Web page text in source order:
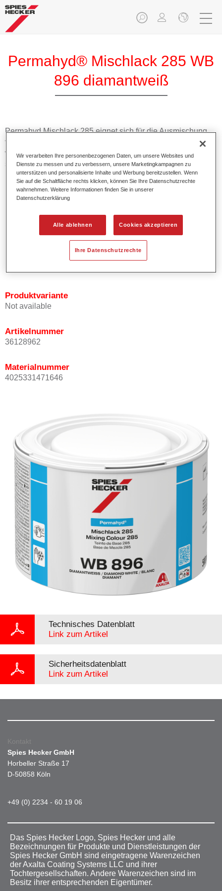
Permahyd® Mischlack 285 WB
896 diamantweiß
Permahyd Mischlack 285 eignet sich für die Ausmischung
von Permahyd Perlmutt Basislack 285, einem hochwertigen
wasserverdünnbaren Basislacksystem. Es basiert auf einer
speziellen PU-Dispersionstechnologie für Uni- und
Effektlackierungen.
Produktmerkmale
1,5 Spritzgängen.
Bietet ein gutes Standvermögen.
Verfügt über ein hohes Deckvermögen.
Besitzt eine hohe Farbtongenauigkeit.
Produktvariante
Not available
Artikelnummer
36128962
Materialnummer
4025331471646
Technisches Datenblatt
Link zum Artikel
Sicherheitsdatenblatt
Link zum Artikel
Kontakt
Spies Hecker GmbH
Horbeller Straße 17
D-50858 Köln
+49 (0) 2234 - 60 19 06
Das Spies Hecker Logo, Spies Hecker und alle
Bezeichnungen für Produkte und Dienstleistungen der
Spies Hecker GmbH sind eingetragene Warenzeichen
der Axalta Coating Systems LLC und ihrer
Tochtergesellschaften. Andere Warenzeichen sind im
Besitz ihrer entsprechenden Eigentümer.
Wir verarbeiten Ihre personenbezogenen Daten, um unsere Websites und
Dienste zu messen und zu verbessern, unsere Marketingkampagnen zu
unterstützen und personalisierte Inhalte und Werbung bereitzustellen. Wenn
Sie auf die Schaltfläche rechts klicken, können Sie Ihre Datenschutzrechte
wahrnehmen. Weitere Informationen finden Sie in unserer
Datenschutzerklärung
Alle ablehnen Cookies akzeptieren
Ihre Datenschutzrechte